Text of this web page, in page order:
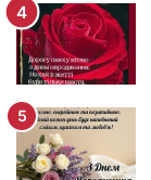
е
н
и
я
м
у
ж
ч